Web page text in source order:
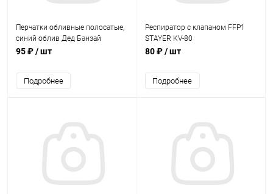
Перчатки обливные полосатые,
синий облив Дед Банзай
95 ₽/ шт
Подробнее
Респиратор с клапаном FFP1
STAYER KV-80
80 ₽/ шт
Подробнее